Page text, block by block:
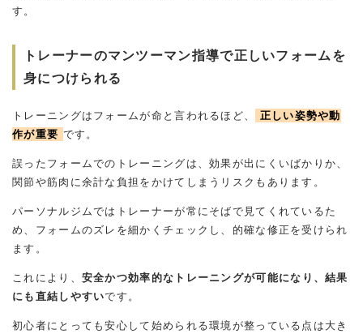
す。
トレーナーのマンツーマン指導で正しいフォームを
身につけられる
トレーニングはフォームが命と言われるほど、
正しい姿勢や動
作が重要 です。
誤ったフォームでのトレーニングは、効果が出にくいばかりか、
関節や筋肉に余計な負担をかけてしまうリスクもあります。
パーソナルジムではトレーナーが常にそばで見てくれているた
め、フォームのズレを細かくチェックし、的確な修正を受けられ
ます。
これにより、 安全かつ効率的なトレーニングが可能になり、結果
にも直結しやすいです。
初心者にとっても安心して始められる環境が整っている点は大き